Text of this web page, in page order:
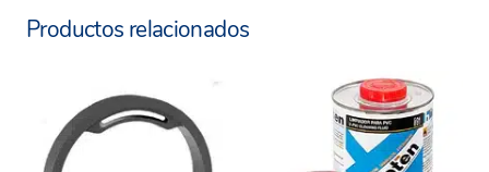
Productos relacionados